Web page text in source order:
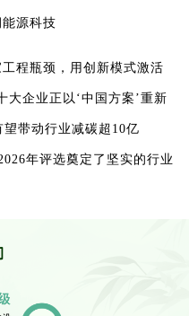
源科技
程瓶颈，用创新模式激活
大企业正以‘中国方案’重新
带动行业减碳超10亿
年评选奠定了坚实的行业